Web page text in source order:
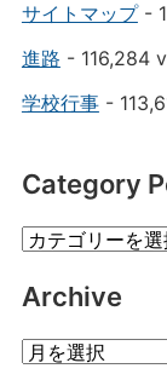
サイトマップ-
進路 - 116,284
学校行事-
Category
Category
Archive
Archive